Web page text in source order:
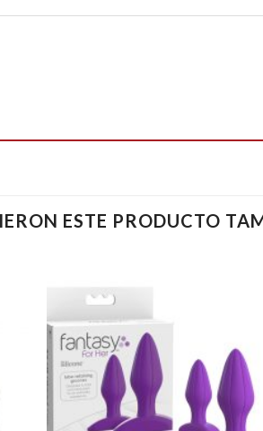
ESTE PRODUCTO